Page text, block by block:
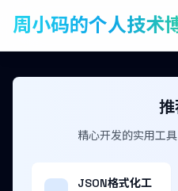
周小码的个人技术
精心开发的实用工
JSON格式化工